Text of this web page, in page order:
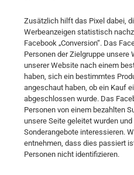
Zusätzlich hilft das Pixel dabei,
Werbeanzeigen statistisch
Facebook „Conversion“. Das
Personen der Zielgruppe
unserer Website nach einem
haben, sich ein bestimmtes
angeschaut haben, ob ein Kauf
abgeschlossen wurde. Das
Personen von einem bezahlten
unsere Seite geleitet wurden
Sonderangebote interessieren.
entnehmen, dass dies passiert
Personen nicht identifizieren.